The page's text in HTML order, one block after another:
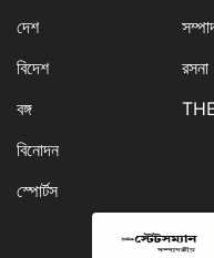
দেশ
বিদেশ
বঙ্গ
বিনোদন
স্পোর্টস
রসনা